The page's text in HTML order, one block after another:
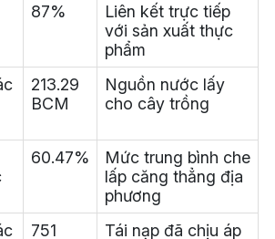
87%
Liên kết trực tiếp
với sản xuất thực
phẩm
213.29
BCM
Nguồn nước lấy
cho cây trồng
60.47%
Mức trung bình che
lấp căng thẳng địa
phương
751
Tái nạp đã chịu áp